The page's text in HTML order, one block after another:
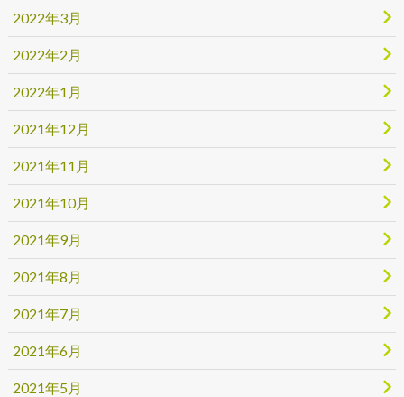
2022年3月
2022年2月
2022年1月
2021年12月
2021年11月
2021年10月
2021年9月
2021年8月
2021年7月
2021年6月
2021年5月